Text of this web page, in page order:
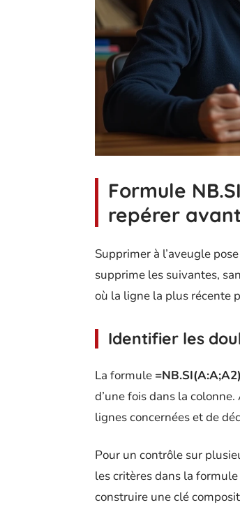
Formule
repérer
Supprimer à l’aveugle
supprime les suivantes,
où la ligne la plus récente
Identifier les
La formule
d’une fois dans la
lignes concernées et de
Pour un contrôle sur
les critères dans la
construire une clé